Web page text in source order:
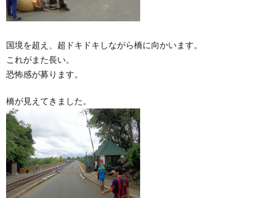
国境を超え、超ドキドキしながら橋に向かいます。
これがまた長い。
恐怖感が募ります。
橋が見えてきました。